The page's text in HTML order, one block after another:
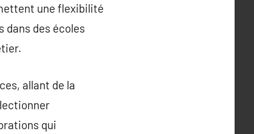
une flexibilité
dans des écoles
allant de la
qui